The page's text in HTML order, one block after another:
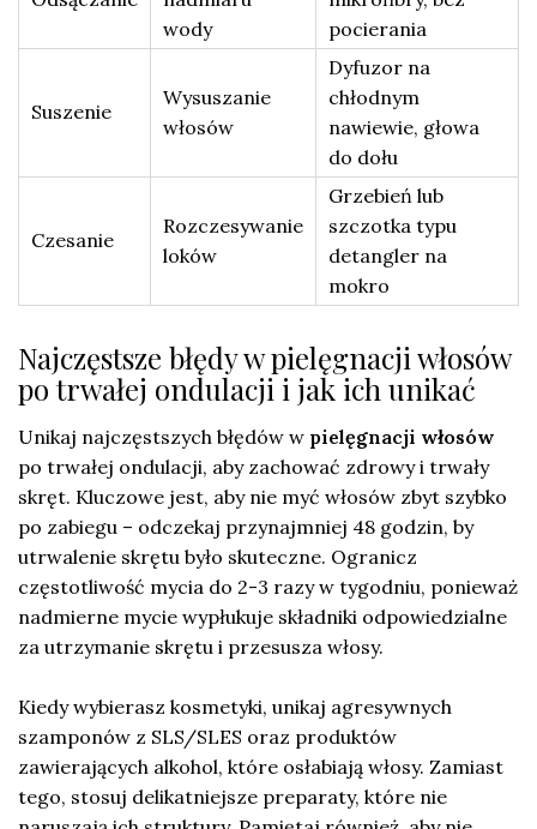
wody
pocierania
Suszenie
Wysuszanie
włosów
Dyfuzor na
chłodnym
nawiewie, głowa
do dołu
Czesanie
Rozczesywanie
loków
Grzebień lub
szczotka typu
detangler na
mokro
Najczęstsze błędy w pielęgnacji włosów
po trwałej ondulacji i jak ich unikać
Unikaj najczęstszych błędów w pielęgnacji włosów
po trwałej ondulacji, aby zachować zdrowy i trwały
skręt. Kluczowe jest, aby nie myć włosów zbyt szybko
po zabiegu – odczekaj przynajmniej 48 godzin, by
utrwalenie skrętu było skuteczne. Ogranicz
częstotliwość mycia do 2-3 razy w tygodniu, ponieważ
nadmierne mycie wypłukuje składniki odpowiedzialne
za utrzymanie skrętu i przesusza włosy.
Kiedy wybierasz kosmetyki, unikaj agresywnych
szamponów z SLS/SLES oraz produktów
zawierających alkohol, które osłabiają włosy. Zamiast
tego, stosuj delikatniejsze preparaty, które nie